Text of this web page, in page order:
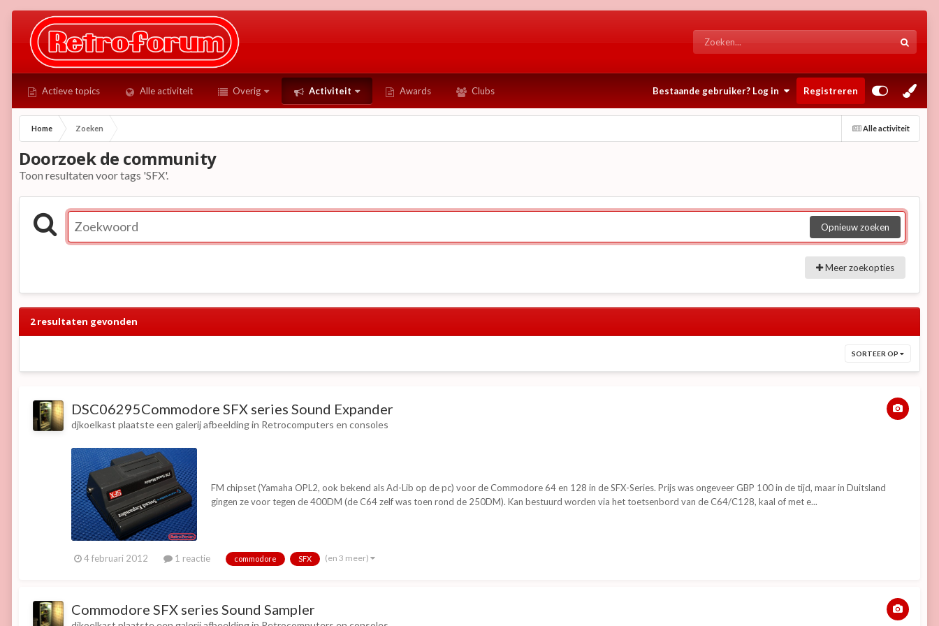
Actieve topics Alle activiteit Overig Activiteit Awards Clubs Bestaande gebruiker? Log in Registreren
Alle activiteit
Home Zoeken
Doorzoek de community
Toon resultaten voor tags 'SFX'.
Opnieuw zoeken
Meer zoekopties
2 resultaten gevonden
SORTEER OP
DSC06295Commodore SFX series Sound Expander
djkoelkast plaatste een galerij afbeelding in Retrocomputers en consoles
FM chipset (Yamaha OPL2, ook bekend als Ad-Lib op de pc) voor de Commodore 64 en 128 in de SFX-Series. Prijs was ongeveer GBP 100 in de tijd, maar in Duitsland
gingen ze voor tegen de 400DM (de C64 zelf was toen rond de 250DM). Kan bestuurd worden via het toetsenbord van de C64/C128, kaal of met e...
4 februari 2012 1 reactie commodore SFX (en 3 meer)
Commodore SFX series Sound Sampler